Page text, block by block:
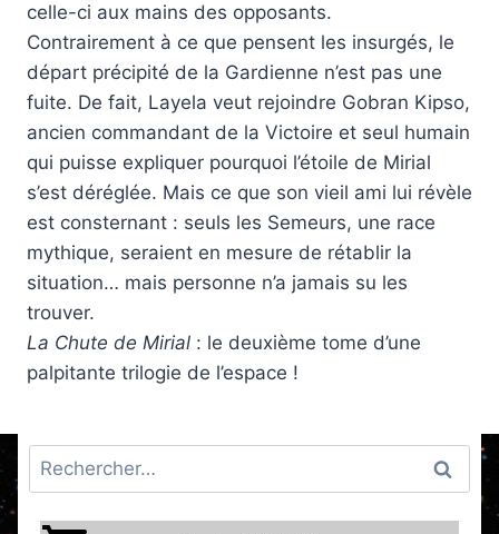
celle-ci aux mains des opposants.
Contrairement à ce que pensent les insurgés, le
départ précipité de la Gardienne n’est pas une
fuite. De fait, Layela veut rejoindre Gobran Kipso,
ancien commandant de la Victoire et seul humain
qui puisse expliquer pourquoi l’étoile de Mirial
s’est déréglée. Mais ce que son vieil ami lui révèle
est consternant : seuls les Semeurs, une race
mythique, seraient en mesure de rétablir la
situation… mais personne n’a jamais su les
trouver.
La Chute de Mirial : le deuxième tome d’une
palpitante trilogie de l’espace !
Rechercher :